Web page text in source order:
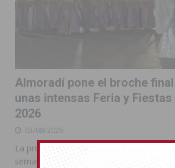
Almoradí pone el broche
unas intensas Feria y Fiestas
2026
03/08/2026
La programación reunió durante más de
semana actos institucionales, conciertos,